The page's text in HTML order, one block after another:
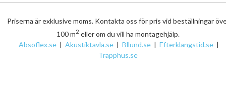
Priserna är exklusive moms. Kontakta oss för pris vid beställningar
100 m2 eller om du vill ha montagehjälp.
Absoflex.se | Akustiktavla.se | Bllund.se | Efterklangstid.se |
Trapphus.se